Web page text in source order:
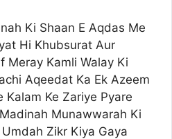
Ki Shaan E Aqdas Me
Hi Khubsurat Aur
Meray Kamli Walay Ki
Aqeedat Ka Ek Azeem
Kalam Ke Zariye Pyare
Munawwarah Ki
Zikr Kiya Gaya